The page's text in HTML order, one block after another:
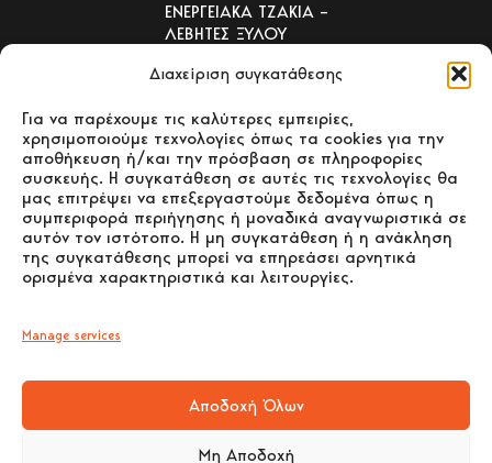
Διαχείριση συγκατάθεσης
Για να παρέχουμε τις καλύτερες εμπειρίες,
χρησιμοποιούμε τεχνολογίες όπως τα cookies για την
αποθήκευση ή/και την πρόσβαση σε πληροφορίες
συσκευής. Η συγκατάθεση σε αυτές τις τεχνολογίες θα
μας επιτρέψει να επεξεργαστούμε δεδομένα όπως η
συμπεριφορά περιήγησης ή μοναδικά αναγνωριστικά σε
αυτόν τον ιστότοπο. Η μη συγκατάθεση ή η ανάκληση
της συγκατάθεσης μπορεί να επηρεάσει αρνητικά
ορισμένα χαρακτηριστικά και λειτουργίες.
Manage services
Αποδοχή Όλων
Μη Αποδοχή
ΕΝΕΡΓΕΙΑΚΑ ΤΖΑΚΙΑ –
ΛΕΒΗΤΕΣ ΞΥΛΟΥ
ΕΠΙΚΟΙΝΩΝΙΑ
Στοιχεία Επικοινωνίας
ΒΙΟΤΕΧΝΙΑ:
455 00
ΚΑΤΑΣΤΗΜΑ ΠΩΛΗΣΗΣ:
4ο χλμ. Παλαιάς Ε.Ο. Ιωαννίνων –